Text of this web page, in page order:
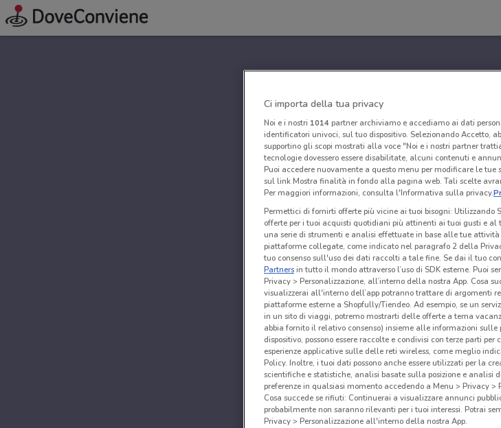
Ci importa della tua privacy
Noi e i nostri 1014partner archiviamo e accediamo ai dati
identificatori univoci, sul tuo dispositivo. Selezionando Accetto,
supportino gli scopi mostrati alla voce "Noi e i nostri partner
tecnologie dovessero essere disabilitate, alcuni contenuti e
Puoi accedere nuovamente a questo menu per modificare le tue
sul link Mostra finalità in fondo alla pagina web. Tali scelte
Per maggiori informazioni, consulta l'Informativa sulla privacy.
Permettici di fornirti offerte più vicine ai tuoi bisogni: Utilizzando
offerte per i tuoi acquisti quotidiani più attinenti ai tuoi gusti e al
una serie di strumenti e analisi effettuate in base alle tue
piattaforme collegate, come indicato nel paragrafo 2 della
tuo consenso sull'uso dei dati raccolti a tale fine. Se dai il tuo
Partnersin tutto il mondo attraverso l’uso di SDK esterne. Puoi
Privacy > Personalizzazione, all’interno della nostra App. Cosa
visualizzerai all'interno dell’app potranno trattare di argomenti
piattaforme esterne a Shopfully/Tiendeo. Ad esempio, se un
in un sito di viaggi, potremo mostrarti delle offerte a tema
abbia fornito il relativo consenso) insieme alle informazioni
dispositivo, possono essere raccolte e condivisi con terze parti
esperienze applicative sulle delle reti wireless, come meglio
Policy. Inoltre, i tuoi dati possono anche essere utilizzati per la
scientifiche e statistiche, analisi basate sulla posizione e analisi
preferenze in qualsiasi momento accedendo a Menu > Privacy
Cosa succede se rifiuti: Continuerai a visualizzare annunci
probabilmente non saranno rilevanti per i tuoi interessi. Potrai
Privacy > Personalizzazione all'interno della nostra App.